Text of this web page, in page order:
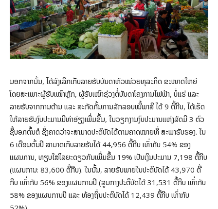
ນອກຈາກນັ້ນ, ໄດ້ລົງເລິກເກັບລາຍຮັບບັນດາຫົວໜ່ວຍທຸລະກິດ ຂະໜາດໃຫຍ່
ໂດຍສະເພາະຜູ້ຮັບເໝົາຫຼັກ, ຜູ້ຮັບເໝົາຊ່ວງຕໍ່ບັນດາໂຄງການໄຟຟ້າ, ບໍ່ແຮ່ ແລະ
ລາຍຮັບຈາກການຕ້ານ ແລະ ສະກັດກັ້ນການລັກລອບໜີ້ພາສີ ໄດ້ 9 ຕື້ກີບ, ໄດ້ເຮັດ
ໃຫ້ລາຍຮັບງົບປະມານມີທ່າອ່ຽງເພີ່ມຂຶ້ນ, ໃນວຽກງານງົບປະມານແຫ່ງລັດມີ 3 ຕົວ
ຊີ້ບອກຕົ້ນຕໍ ຊຶ່ງຄາດວ່າຈະສາມາດປະຕິບັດໄດ້ຕາມຄາດໝາຍທີ່ ສະພາຮັບຮອງ. ໃນ
6 ເດືອນຕົ້ນປີ ສາມາດເກັບລາຍຮັບໄດ້ 44,956 ຕື້ກີບ ເທົ່າກັບ 54% ຂອງ
ແຜນການ, ທຽບໃສ່ໄລຍະດຽວກັນເພີ່ມຂຶ້ນ 19% ເປັນເງິນປະມານ 7,198 ຕື້ກີບ
(ແຜນການ: 83,600 ຕື້ກີບ). ໃນນັ້ນ, ລາຍຮັບພາຍໃນປະຕິບັດໄດ້ 43,970 ຕື້
ກີບ ເທົ່າກັບ 56% ຂອງແຜນການປີ (ສູນກາງປະຕິບັດໄດ້ 31,531 ຕື້ກີບ ເທົ່າກັບ
58% ຂອງແຜນການປີ ແລະ ທ້ອງຖິ່ນປະຕິບັດໄດ້ 12,439 ຕື້ກີບ ເທົ່າກັບ